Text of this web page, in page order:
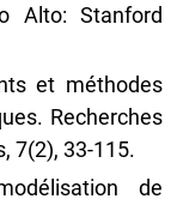
Alto: Stanford
et méthodes
Recherches
7(2), 33-115.
de